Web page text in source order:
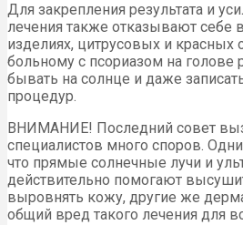
Для закрепления результата и
лечения также отказывают себе
изделиях, цитрусовых и красных
больному с псориазом на голове
бывать на солнце и даже
процедур.
ВНИМАНИЕ! Последний совет
специалистов много споров.
что прямые солнечные лучи и
действительно помогают
выровнять кожу, другие же
общий вред такого лечения для